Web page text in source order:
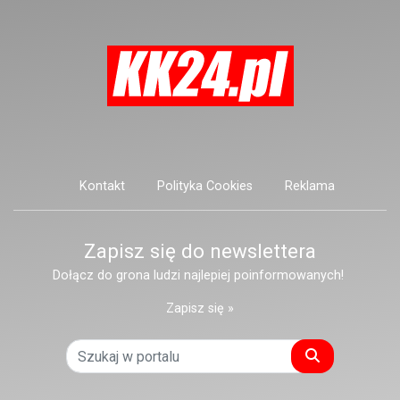
Kontakt Polityka Cookies Reklama
Zapisz się do newslettera
Dołącz do grona ludzi najlepiej poinformowanych!
Zapisz się »
Szukaj